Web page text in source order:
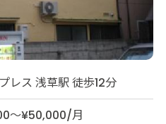
レス 浅草駅 徒歩12分
～¥50,000/月